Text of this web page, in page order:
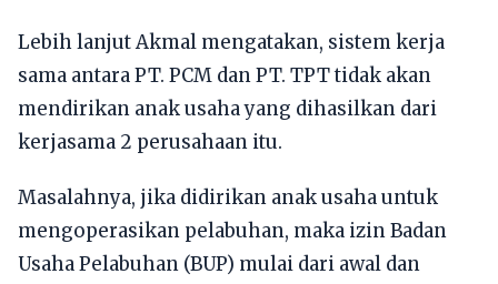
Lebih lanjut Akmal mengatakan, sistem kerja
sama antara PT. PCM dan PT. TPT tidak akan
mendirikan anak usaha yang dihasilkan dari
kerjasama 2 perusahaan itu.
Masalahnya, jika didirikan anak usaha untuk
mengoperasikan pelabuhan, maka izin Badan
Usaha Pelabuhan (BUP) mulai dari awal dan